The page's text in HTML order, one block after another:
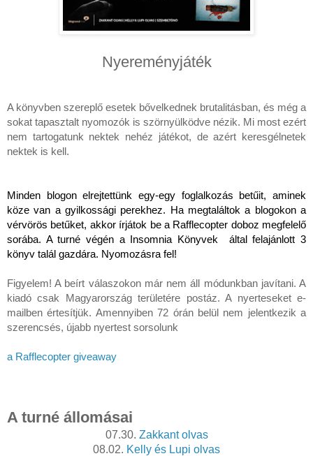
Nyereményjáték
A könyvben szereplő esetek bővelkednek brutalitásban, és még a
sokat tapasztalt nyomozók is szörnyülködve nézik. Mi most ezért
nem tartogatunk nektek nehéz játékot, de azért keresgélnetek
nektek is kell.
Minden blogon elrejtettünk egy-egy foglalkozás betűit, aminek
köze van a gyilkossági perekhez. Ha megtaláltok a blogokon a
vérvörös betűket, akkor írjátok be a Rafflecopter doboz megfelelő
sorába. A turné végén a Insomnia Könyvek  által felajánlott 3
könyv talál gazdára. Nyomozásra fel!
Figyelem! A beírt válaszokon már nem áll módunkban javítani. A
kiadó csak Magyarország területére postáz. A nyerteseket e-
mailben értesítjük. Amennyiben 72 órán belül nem jelentkezik a
szerencsés, újabb nyertest sorsolunk
a Rafflecopter giveaway
A turné állomásai
07.30. Zakkant olvas
08.02. Kelly és Lupi olvas